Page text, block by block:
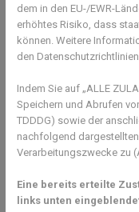
Am 3. November 2021
Verschärfung der
„Krankenhausampel“
ABER: Erst wenn nach
Gesundheit und Pflege
die
die Feststellung
erst ab Sonntag, den
dem in den EU-/EWR-
erhöhtes Risiko, dass
können. Weitere
den
Indem Sie auf „ALLE
Speichern und Abrufen
TDDDG) sowie der
nachfolgend
Verarbeitungszwecke zu
Eine bereits erteilte
links unten